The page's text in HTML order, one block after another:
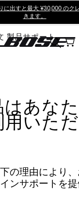
に出すと最大 ¥30,000 のク
きます。
製品サポート
はあな
用いた
の理由により
ンサポートを